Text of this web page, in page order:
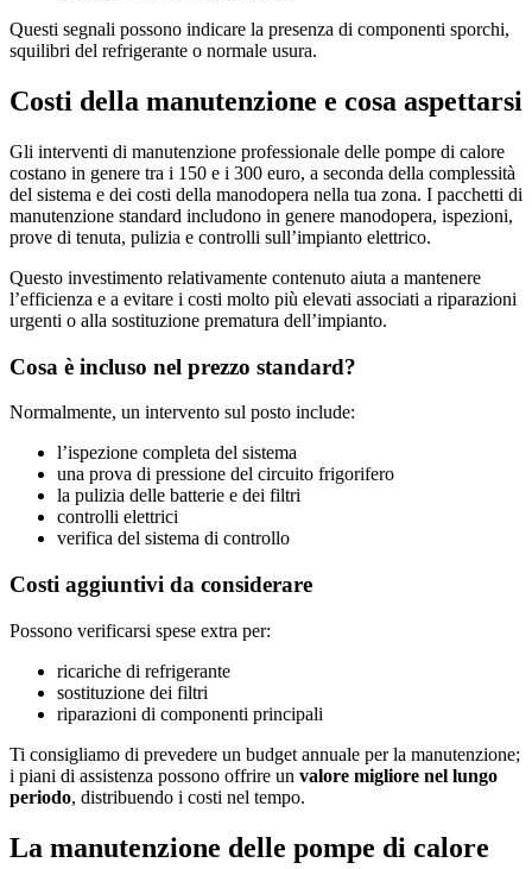
Questi segnali possono indicare la presenza di componenti sporchi,
squilibri del refrigerante o normale usura.
Costi della manutenzione e cosa aspettarsi
Gli interventi di manutenzione professionale delle pompe di calore
costano in genere tra i 150 e i 300 euro, a seconda della complessità
del sistema e dei costi della manodopera nella tua zona. I pacchetti di
manutenzione standard includono in genere manodopera, ispezioni,
prove di tenuta, pulizia e controlli sull’impianto elettrico.
Questo investimento relativamente contenuto aiuta a mantenere
l’efficienza e a evitare i costi molto più elevati associati a riparazioni
urgenti o alla sostituzione prematura dell’impianto.
Cosa è incluso nel prezzo standard?
Normalmente, un intervento sul posto include:
l’ispezione completa del sistema
una prova di pressione del circuito frigorifero
la pulizia delle batterie e dei filtri
controlli elettrici
verifica del sistema di controllo
Costi aggiuntivi da considerare
Possono verificarsi spese extra per:
ricariche di refrigerante
sostituzione dei filtri
riparazioni di componenti principali
Ti consigliamo di prevedere un budget annuale per la manutenzione;
i piani di assistenza possono offrire un valore migliore nel lungo
periodo, distribuendo i costi nel tempo.
La manutenzione delle pompe di calore